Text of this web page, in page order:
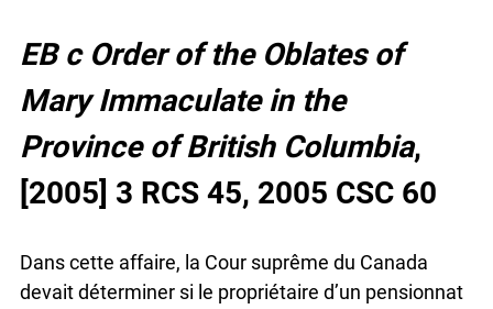
EB c Order of the Oblates of
Mary Immaculate in the
Province of British Columbia,
[2005] 3 RCS 45, 2005 CSC 60
Dans cette affaire, la Cour suprême du Canada
devait déterminer si le propriétaire d’un